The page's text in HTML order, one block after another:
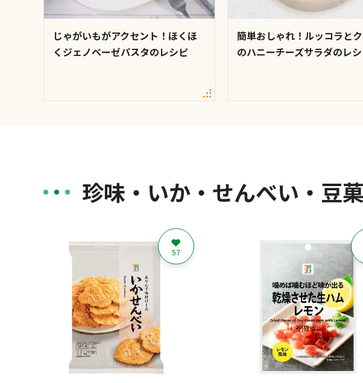
じゃがいもがアクセント！ほくほ
くジェノベーゼパスタのレシピ
簡単おしゃれ！ルッコラと
のハニーチーズサラダのレ
珍味・いか・せんべい・豆
57